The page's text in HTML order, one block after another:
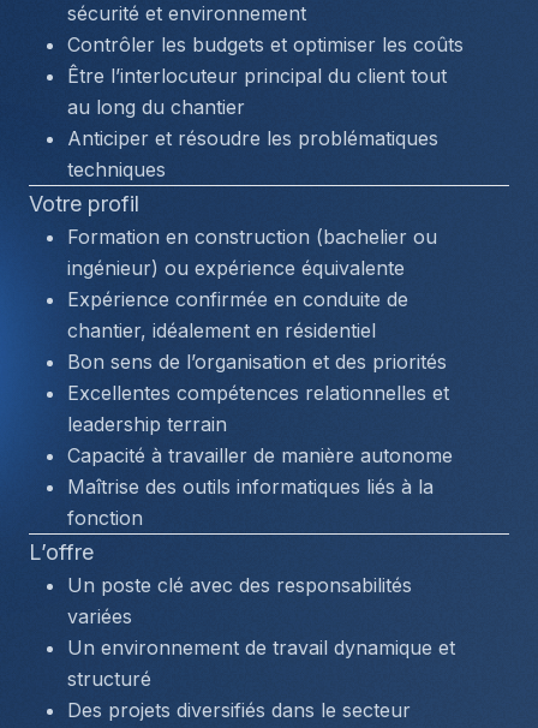
sécurité et environnement
Contrôler les budgets et optimiser les coûts
Être l’interlocuteur principal du client tout
au long du chantier
Anticiper et résoudre les problématiques
techniques
Votre profil
Formation en construction (bachelier ou
ingénieur) ou expérience équivalente
Expérience confirmée en conduite de
chantier, idéalement en résidentiel
Bon sens de l’organisation et des priorités
Excellentes compétences relationnelles et
leadership terrain
Capacité à travailler de manière autonome
Maîtrise des outils informatiques liés à la
fonction
L’offre
Un poste clé avec des responsabilités
variées
Un environnement de travail dynamique et
structuré
Des projets diversifiés dans le secteur